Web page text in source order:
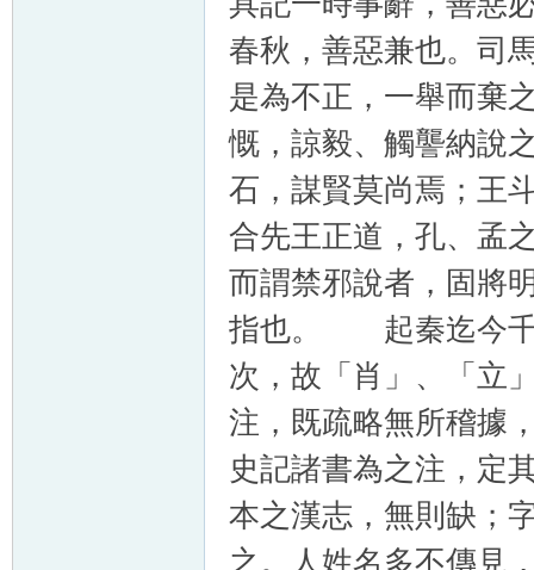
春秋，善惡兼也。司
是為不正，一舉而棄
慨，諒毅、觸讋納說
石，謀賢莫尚焉；王
合先王正道，孔、孟
而謂禁邪說者，固將
指也。 起秦迄今千
次，故「肖」、「立
注，既疏略無所稽據
史記諸書為之注，定
本之漢志，無則缺；
之。人姓名多不傳見